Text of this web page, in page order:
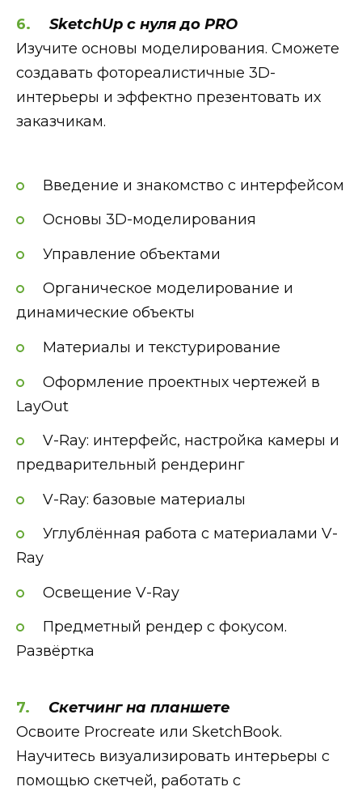
SketchUp с нуля до PRO
Изучите основы моделирования. Сможете
создавать фотореалистичные 3D-
интерьеры и эффектно презентовать их
заказчикам.
Введение и знакомство с интерфейсом
Основы 3D-моделирования
Управление объектами
Органическое моделирование и
динамические объекты
Материалы и текстурирование
Оформление проектных чертежей в
LayOut
V-Ray: интерфейс, настройка камеры и
предварительный рендеринг
V-Ray: базовые материалы
Углублённая работа с материалами V-
Ray
Освещение V-Ray
Предметный рендер с фокусом.
Развёртка
Скетчинг на планшете
Освоите Procreate или SketchBook.
Научитесь визуализировать интерьеры с
помощью скетчей, работать с